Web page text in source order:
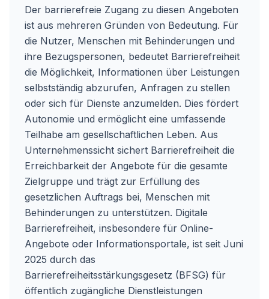
Der barrierefreie Zugang zu diesen Angeboten
ist aus mehreren Gründen von Bedeutung. Für
die Nutzer, Menschen mit Behinderungen und
ihre Bezugspersonen, bedeutet Barrierefreiheit
die Möglichkeit, Informationen über Leistungen
selbstständig abzurufen, Anfragen zu stellen
oder sich für Dienste anzumelden. Dies fördert
Autonomie und ermöglicht eine umfassende
Teilhabe am gesellschaftlichen Leben. Aus
Unternehmenssicht sichert Barrierefreiheit die
Erreichbarkeit der Angebote für die gesamte
Zielgruppe und trägt zur Erfüllung des
gesetzlichen Auftrags bei, Menschen mit
Behinderungen zu unterstützen. Digitale
Barrierefreiheit, insbesondere für Online-
Angebote oder Informationsportale, ist seit Juni
2025 durch das
Barrierefreiheitsstärkungsgesetz (BFSG) für
öffentlich zugängliche Dienstleistungen